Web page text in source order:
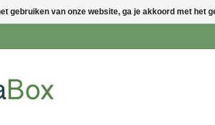
gebruiken van onze website, ga je akkoord met het